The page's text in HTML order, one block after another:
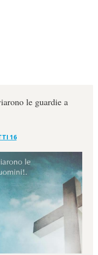
le guardie a
16